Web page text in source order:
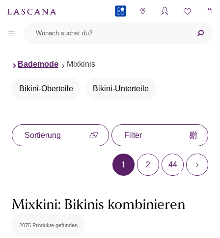
Bademode Mixkinis
Bikini-Oberteile Bikini-Unterteile
Sortierung Filter
1 2 44
Mixkini: Bikinis kombinieren
2075 Produkte gefunden